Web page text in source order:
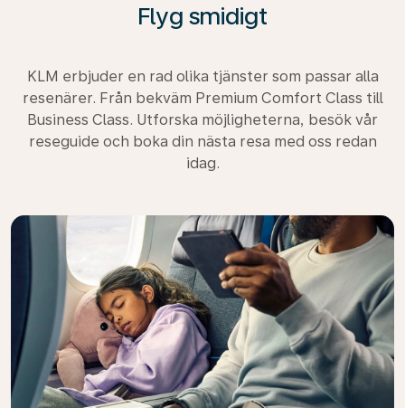
Flyg smidigt
KLM erbjuder en rad olika tjänster som passar alla
resenärer. Från bekväm Premium Comfort Class till
Business Class. Utforska möjligheterna, besök vår
reseguide och boka din nästa resa med oss redan
idag.